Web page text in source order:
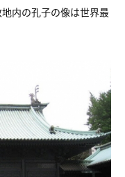
内の孔子の像は世界最